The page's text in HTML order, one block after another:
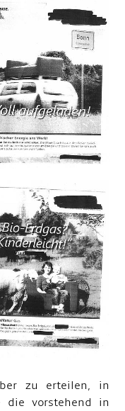
zu erteilen, in
die vorstehend in